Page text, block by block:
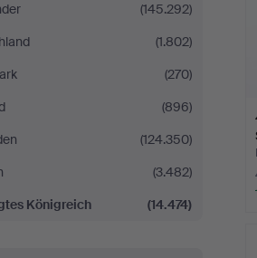
(145.292)
(1.802)
(270)
(896)
(124.350)
(3.482)
Königreich
(14.474)